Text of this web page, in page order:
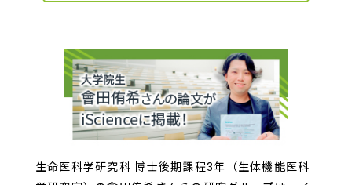
生命医科学研究科 博士後期課程3年（生体機能医科